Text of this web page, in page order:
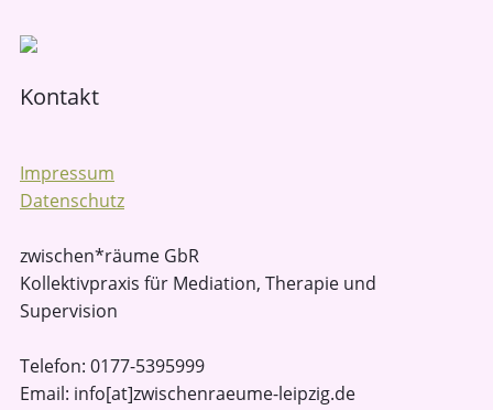
Kontakt
Impressum
Datenschutz
zwischen*räume GbR
Kollektivpraxis für Mediation, Therapie und
Supervision
Telefon: 0177-5395999
Email: info[at]zwischenraeume-leipzig.de